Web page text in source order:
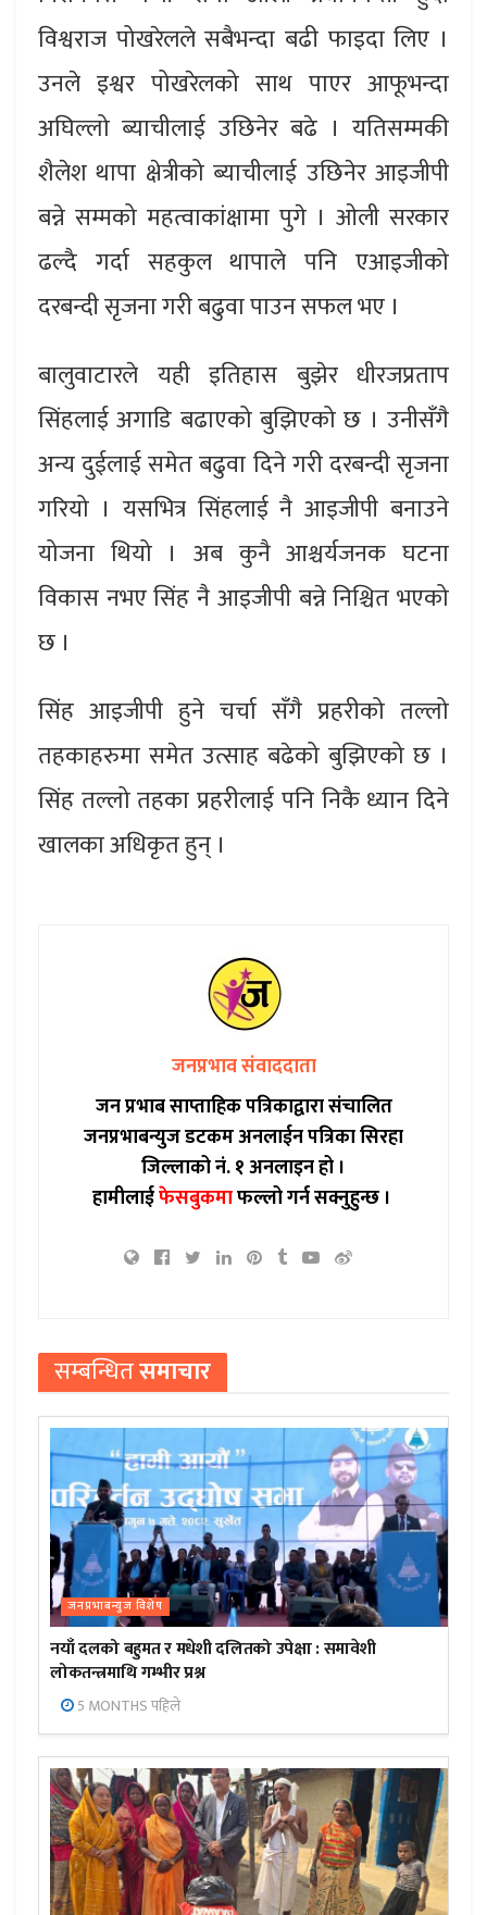
विश्वराज पोखरेलले सबैभन्दा बढी फाइदा लिए ।
उनले इश्वर पोखरेलको साथ पाएर आफूभन्दा
अघिल्लो ब्याचीलाई उछिनेर बढे । यतिसम्मकी
शैलेश थापा क्षेत्रीको ब्याचीलाई उछिनेर आइजीपी
बन्ने सम्मको महत्वाकांक्षामा पुगे । ओली सरकार
ढल्दै गर्दा सहकुल थापाले पनि एआइजीको
दरबन्दी सृजना गरी बढुवा पाउन सफल भए ।
बालुवाटारले यही इतिहास बुझेर धीरजप्रताप
सिंहलाई अगाडि बढाएको बुझिएको छ । उनीसँगै
अन्य दुईलाई समेत बढुवा दिने गरी दरबन्दी सृजना
गरियो । यसभित्र सिंहलाई नै आइजीपी बनाउने
योजना थियो । अब कुनै आश्चर्यजनक घटना
विकास नभए सिंह नै आइजीपी बन्ने निश्चित भएको
छ ।
सिंह आइजीपी हुने चर्चा सँगै प्रहरीको तल्लो
तहकाहरुमा समेत उत्साह बढेको बुझिएको छ ।
सिंह तल्लो तहका प्रहरीलाई पनि निकै ध्यान दिने
खालका अधिकृत हुन् ।
जनप्रभाव संवाददाता
जन प्रभाब साप्ताहिक पत्रिकाद्वारा संचालित
जनप्रभाबन्युज डटकम अनलाईन पत्रिका सिरहा
जिल्लाको नं. १ अनलाइन हो ।
हामीलाईफेसबुकमाफल्लो गर्न सक्नुहुन्छ ।
सम्बन्धितसमाचार
जनप्रभाबन्युज विशेष
नयाँ दलको बहुमत र मधेशी दलितको उपेक्षा : समावेशी
लोकतन्त्रमाथि गम्भीर प्रश्न
5 MONTHS पहिले